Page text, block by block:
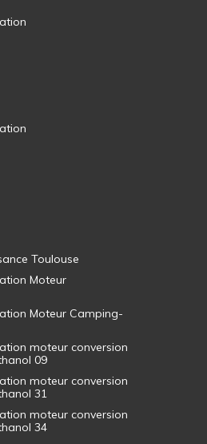
Toulouse
Moteur
Moteur Camping-
moteur conversion
09
moteur conversion
31
moteur conversion
34